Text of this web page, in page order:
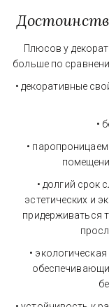
Плюсов у
больше по
• декоративные
•
•
• долгий срок
эстетических и
придерживаться
•